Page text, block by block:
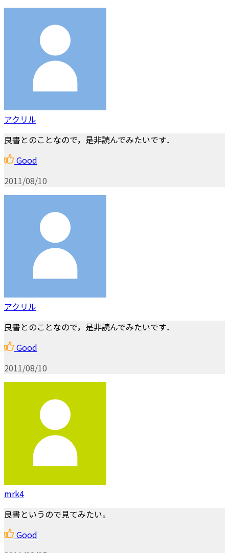
アクリル
良書とのことなので，是非読んでみたいです．
Good
2011/08/10
アクリル
良書とのことなので，是非読んでみたいです．
Good
2011/08/10
mrk4
良書というので見てみたい。
Good